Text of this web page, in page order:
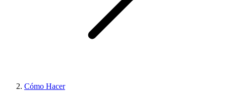
Cómo Hacer